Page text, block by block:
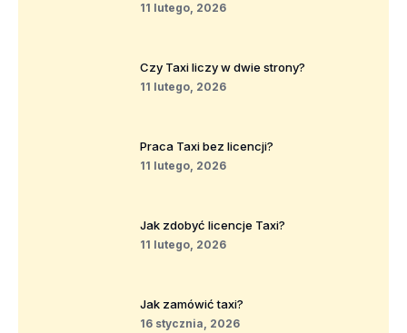
11 lutego, 2026
Czy Taxi liczy w dwie strony?
11 lutego, 2026
Praca Taxi bez licencji?
11 lutego, 2026
Jak zdobyć licencje Taxi?
11 lutego, 2026
Jak zamówić taxi?
16 stycznia, 2026